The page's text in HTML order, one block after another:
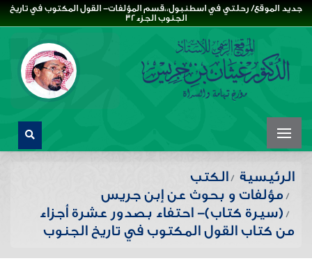
جديد الموقع/ رحلتي في اسطنبول،،قسم المؤلفات- القول المكتوب في تاريخ
الجنوب الجزء32
الرئيسية
الكتب
مؤلفات و بحوث عن إبن جريس
(سيرة كتاب)- احتفاء بصدور عشرة أجزاء
من كتاب القول المكتوب في تاريخ الجنوب